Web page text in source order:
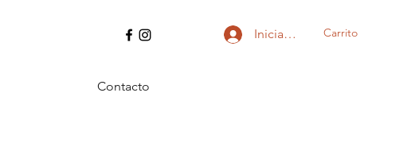
Iniciar sesiónCarrito
Contacto